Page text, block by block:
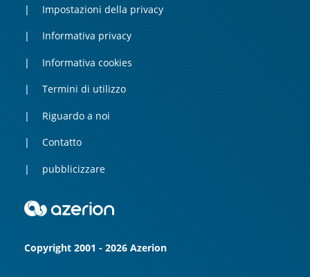
Impostazioni della privacy
Informativa privacy
Informativa cookies
Termini di utilizzo
Riguardo a noi
Contatto
pubblicizzare
Copyright 2001 - 2026 Azerion